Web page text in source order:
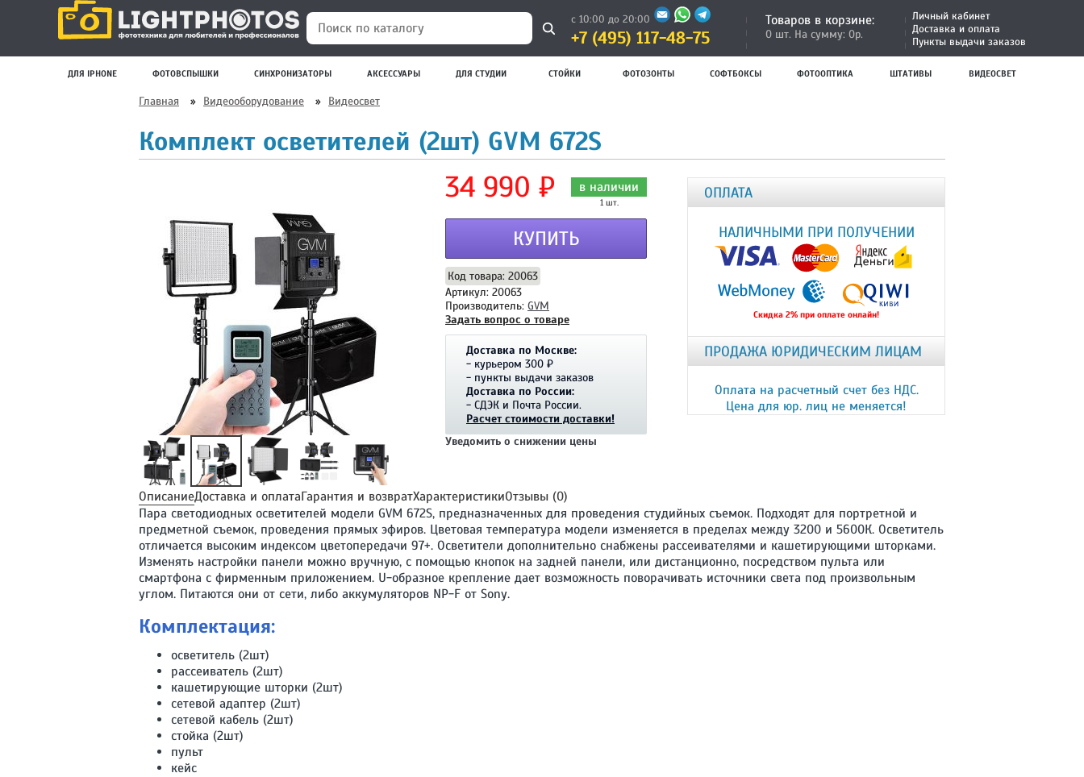
Поиск по каталогу
Личный кабинет
Доставка и оплата
Пункты выдачи заказов
Товаров в корзине:
0 шт. На сумму: 0р.
с 10:00 до 20:00
+7 (495) 117-48-75
ДЛЯ IPHONE ФОТОВСПЫШКИ СИНХРОНИЗАТОРЫ АКСЕССУАРЫ ДЛЯ СТУДИИ СТОЙКИ ФОТОЗОНТЫ СОФТБОКСЫ ФОТООПТИКА ШТАТИВЫ ВИДЕОСВЕТ
Главная » Видеооборудование » Видеосвет
Комплект осветителей (2шт) GVM 672S
ОПЛАТА
НАЛИЧНЫМИ ПРИ ПОЛУЧЕНИИ
Скидка 2% при оплате онлайн!
ПРОДАЖА ЮРИДИЧЕСКИМ ЛИЦАМ
Оплата на расчетный счет без НДС.
Цена для юр. лиц не меняется!
34 990 ₽ в наличии
1 шт.
КУПИТЬ
Код товара: 20063
Артикул: 20063
Производитель: GVM
Задать вопрос о товаре
Доставка по Москве:
- курьером 300 ₽
- пункты выдачи заказов
Доставка по России:
- СДЭК и Почта России.
Расчет стоимости доставки!
Уведомить о снижении цены
ОписаниеДоставка и оплатаГарантия и возвратХарактеристикиОтзывы (0)
Пара светодиодных осветителей модели GVM 672S, предназначенных для проведения студийных съемок. Подходят для портретной и
предметной съемок, проведения прямых эфиров. Цветовая температура модели изменяется в пределах между 3200 и 5600К. Осветитель
отличается высоким индексом цветопередачи 97+. Осветители дополнительно снабжены рассеивателями и кашетирующими шторками.
Изменять настройки панели можно вручную, с помощью кнопок на задней панели, или дистанционно, посредством пульта или
смартфона с фирменным приложением. U-образное крепление дает возможность поворачивать источники света под произвольным
углом. Питаются они от сети, либо аккумуляторов NP-F от Sony.
Комплектация:
осветитель (2шт)
рассеиватель (2шт)
кашетирующие шторки (2шт)
сетевой адаптер (2шт)
сетевой кабель (2шт)
стойка (2шт)
пульт
кейс